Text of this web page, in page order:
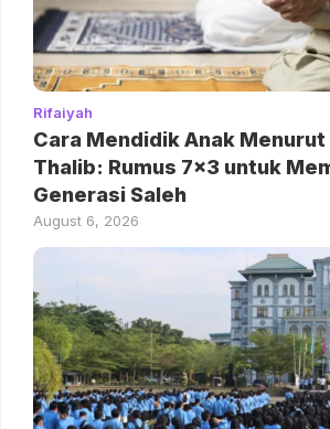
Rifaiyah
Cara Mendidik Anak Menurut
Thalib: Rumus 7×3 untuk
Generasi Saleh
August 6, 2026